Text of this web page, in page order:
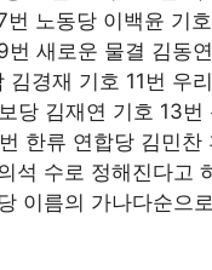
번 노동당 이백윤 기
번 새로운 물결 김동
김경재 기호 11번 우
당 김재연 기호 13번
한류 연합당 김민찬
석 수로 정해진다고
이름의 가나다순으